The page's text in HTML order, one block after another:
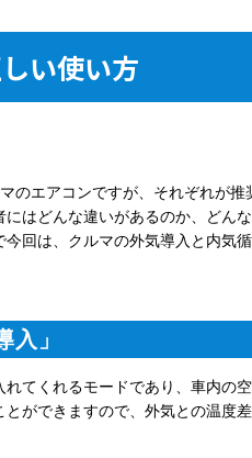
い使い方
のエアコンですが、それぞれが
はどんな違いがあるのか、どん
回は、クルマの外気導入と内気
入」
れてくれるモードであり、車内の
ができますので、外気との温度